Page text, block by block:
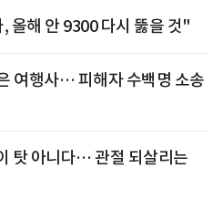
올해 안 9300 다시 뚫을 것"
여행사… 피해자 수백명 소송
탓 아니다… 관절 되살리는